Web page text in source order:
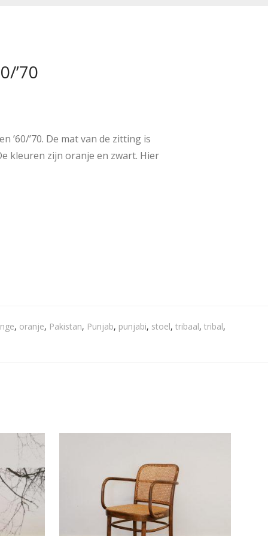
’70
’70. De mat van de zitting is
kleuren zijn oranje en zwart. Hier
, oranje, Pakistan, Punjab, punjabi, stoel, tribaal, tribal,